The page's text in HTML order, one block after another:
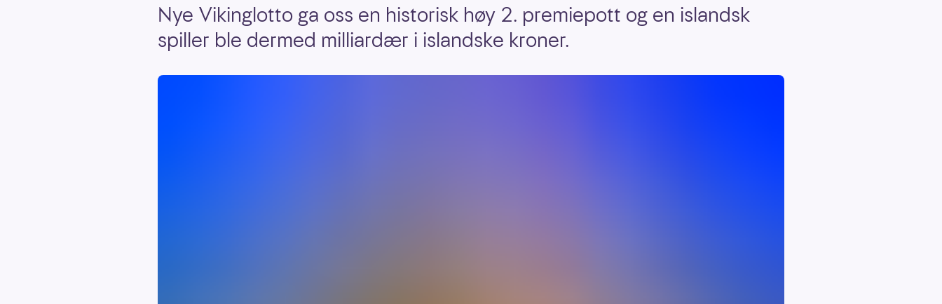
Nye Vikinglotto ga oss en historisk høy 2. premiepott og en islandsk
spiller ble dermed milliardær i islandske kroner.